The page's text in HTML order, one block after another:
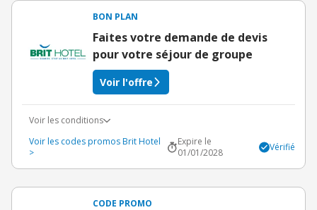
BON PLAN
Faites votre demande de devis
pour votre séjour de groupe
Voir l'offre
Voir les conditions
Voir les codes promos Brit Hotel
>
Expire le
01/01/2028
Vérifié
CODE PROMO